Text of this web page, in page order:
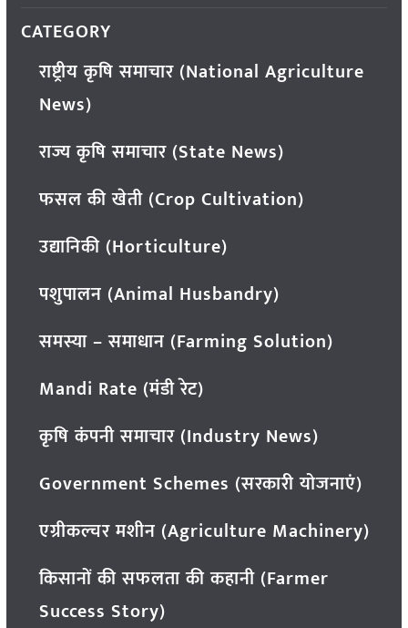
CATEGORY
राष्ट्रीय कृषि समाचार (National Agriculture
News)
राज्य कृषि समाचार (State News)
फसल की खेती (Crop Cultivation)
उद्यानिकी (Horticulture)
पशुपालन (Animal Husbandry)
समस्या – समाधान (Farming Solution)
Mandi Rate (मंडी रेट)
कृषि कंपनी समाचार (Industry News)
Government Schemes (सरकारी योजनाएं)
एग्रीकल्चर मशीन (Agriculture Machinery)
किसानों की सफलता की कहानी (Farmer
Success Story)